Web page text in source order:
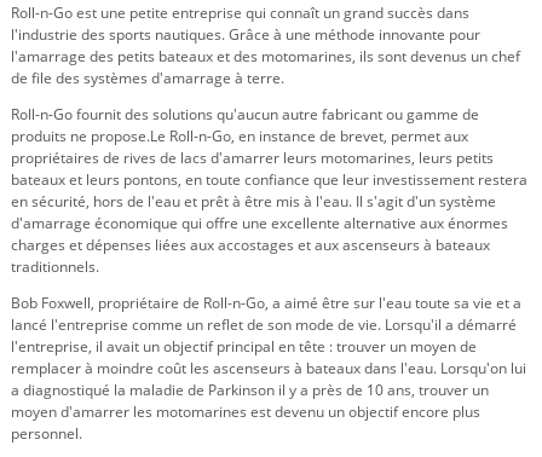
Roll-n-Go est une petite entreprise qui connaît un grand succès dans
l'industrie des sports nautiques. Grâce à une méthode innovante pour
l'amarrage des petits bateaux et des motomarines, ils sont devenus un chef
de file des systèmes d'amarrage à terre.
Roll-n-Go fournit des solutions qu'aucun autre fabricant ou gamme de
produits ne propose.Le Roll-n-Go, en instance de brevet, permet aux
propriétaires de rives de lacs d'amarrer leurs motomarines, leurs petits
bateaux et leurs pontons, en toute confiance que leur investissement restera
en sécurité, hors de l'eau et prêt à être mis à l'eau. Il s'agit d'un système
d'amarrage économique qui offre une excellente alternative aux énormes
charges et dépenses liées aux accostages et aux ascenseurs à bateaux
traditionnels.
Bob Foxwell, propriétaire de Roll-n-Go, a aimé être sur l'eau toute sa vie et a
lancé l'entreprise comme un reflet de son mode de vie. Lorsqu'il a démarré
l'entreprise, il avait un objectif principal en tête : trouver un moyen de
remplacer à moindre coût les ascenseurs à bateaux dans l'eau. Lorsqu'on lui
a diagnostiqué la maladie de Parkinson il y a près de 10 ans, trouver un
moyen d'amarrer les motomarines est devenu un objectif encore plus
personnel.